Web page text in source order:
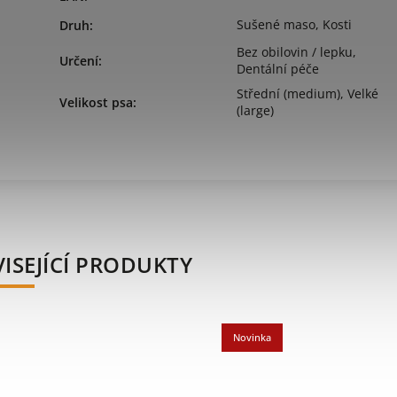
Druh: Sušené maso, Kosti
Určení:
Bez obilovin / lepku,
Dentální péče
Velikost psa:
Střední (medium), Velké
(large)
PRODUKTY
Novinka